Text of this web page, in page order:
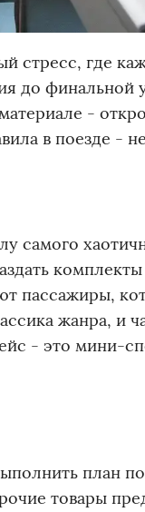
стресс, где
до финальной
-
в поезде -
самого
пассажиры,
жанра, и
- это мини-
план
товары